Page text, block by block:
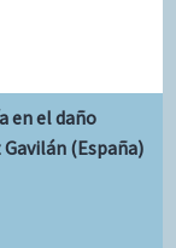
en el daño
(España)